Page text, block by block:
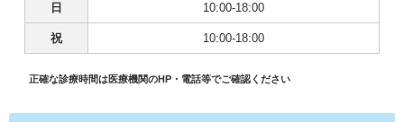
日 10:00-18:00
祝 10:00-18:00
正確な診療時間は医療機関のHP・電話等でご確認ください